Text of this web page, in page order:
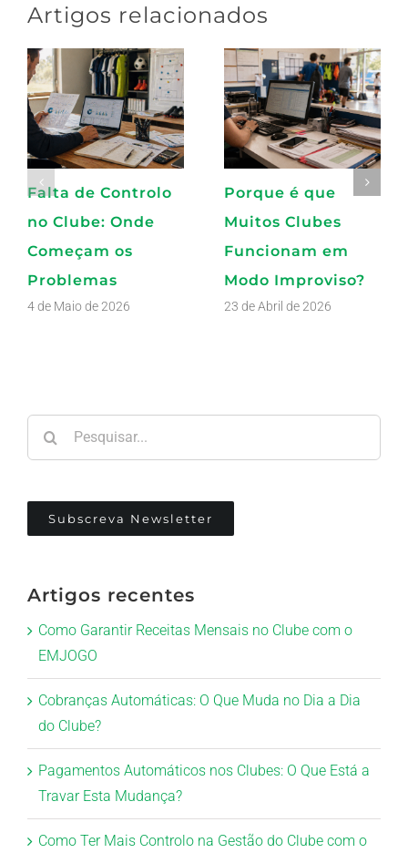
Artigos relacionados
Falta de Controlo
no Clube: Onde
Começam os
Problemas
4 de Maio de 2026
Porque é que
Muitos Clubes
Funcionam em
Modo Improviso?
23 de Abril de 2026
Subscreva Newsletter
Artigos recentes
Como Garantir Receitas Mensais no Clube com o
EMJOGO
Cobranças Automáticas: O Que Muda no Dia a Dia
do Clube?
Pagamentos Automáticos nos Clubes: O Que Está a
Travar Esta Mudança?
Como Ter Mais Controlo na Gestão do Clube com o